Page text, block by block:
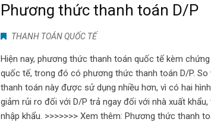
Phương thức thanh toán D/P
THANH TOÁN QUỐC TẾ
Hiện nay, phương thức thanh toán quốc tế kèm
quốc tế, trong đó có phương thức thanh toán D/P.
thanh toán này được sử dụng nhiều hơn, vì có hai
giảm rủi ro đối với D/P trả ngay đối với nhà xuất
nhập khẩu. >>>>>>> Xem thêm: Phương thức thanh